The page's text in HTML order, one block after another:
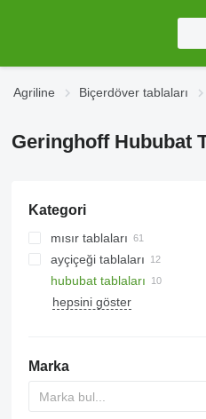
Agriline Biçerdöver tablaları
Geringhoff Hububat
Kategori
mısır tablaları
ayçiçeği tablaları
hububat tablaları
hepsini göster
Marka